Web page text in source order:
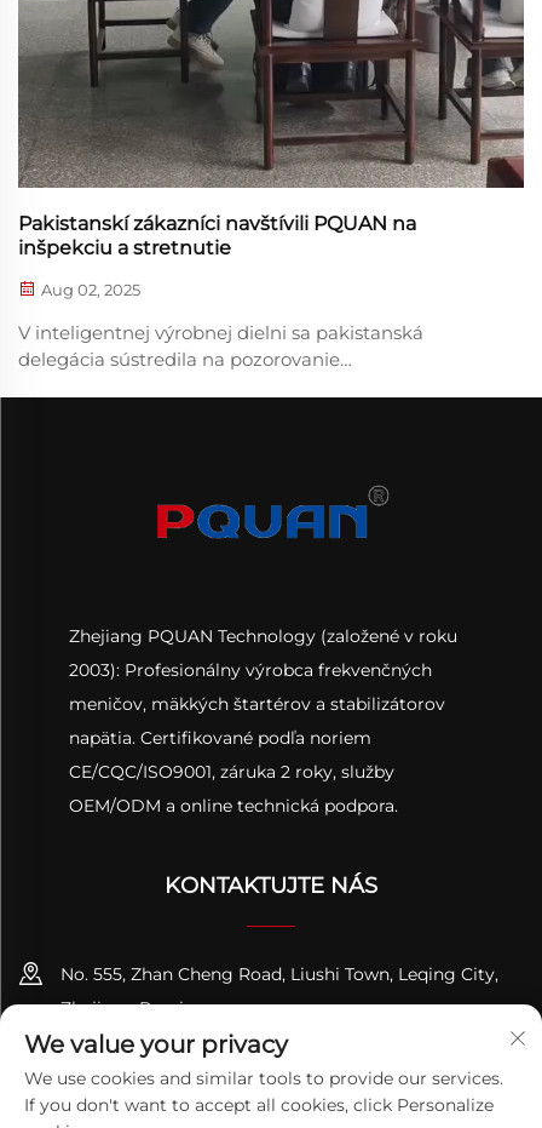
Pakistanskí zákazníci navštívili PQUAN na
inšpekciu a stretnutie
Aug 02, 2025
V inteligentnej výrobnej dielni sa pakistanská
delegácia sústredila na pozorovanie
Zhejiang PQUAN Technology (založené v roku
2003): Profesionálny výrobca frekvenčných
meničov, mäkkých štartérov a stabilizátorov
napätia. Certifikované podľa noriem
CE/CQC/ISO9001, záruka 2 roky, služby
OEM/ODM a online technická podpora.
KONTAKTUJTE NÁS
No. 555, Zhan Cheng Road, Liushi Town, Leqing City,
Zhejiang Province
+86-13695814656
[email protected]
We value your privacy
We use cookies and similar tools to provide our services.
If you don't want to accept all cookies, click Personalize